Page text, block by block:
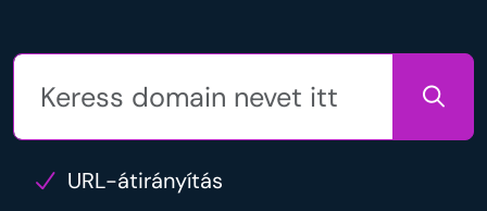
URL-átirányítás